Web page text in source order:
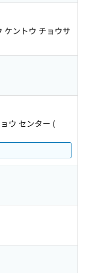
ケントウ チョウサ
ウ センター (